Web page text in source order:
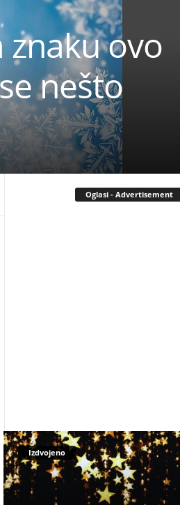
znaku ovo
nešto
Oglasi - Advertisement
Izdvojeno